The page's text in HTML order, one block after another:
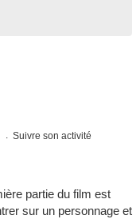
Suivre son activité
partie du film est
sur un personnage et